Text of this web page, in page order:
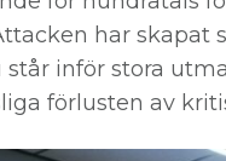
har skapat
inför stora
förlusten av